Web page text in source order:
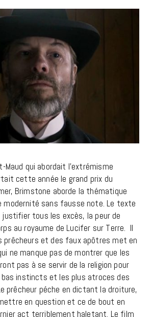
Maud qui abordait l’extrémisme
cette année le grand prix du
Brimstone aborde la thématique
modernité sans fausse note. Le texte
tous les excès, la peur de
au royaume de Lucifer sur Terre. Il
et des faux apôtres met en
ne manque pas de montrer que les
pas à se servir de la religion pour
instincts et les plus atroces des
prêcheur péche en dictant la droiture,
en question et ce de bout en
act terriblement haletant. Le film